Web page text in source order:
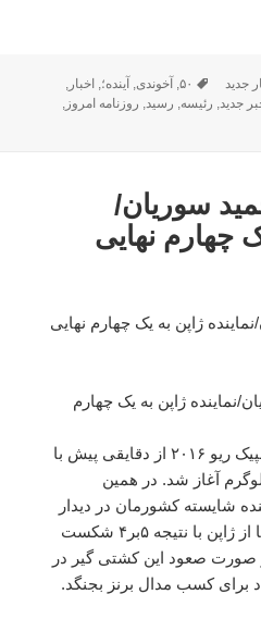
جدید برچسب‌ها
۵۰ ,آخوندی ,آینده؛ ,اخبار
جدید رئیسه رسید روزنامه امروز
سوریان/
چهارم نهایی
ژاپن به یک چهارم نهایی
رقابت های کشتی فرنگی المپیک ریو ۲۰۱۶ از دقایقی پیش با
های اوزان ۵۹ و ۷۵ کیلوگرم آغاز شد. در همین
شایسته کشورمان در دیدار
اول خودش مقابل شینوبو اوتا از ژاپن با نتیجه ۵بر۴ شکست
صورت صعود این کشتی گیر در
کسب مدال برنز بجنگد.